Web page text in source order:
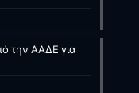
την ΑΑΔΕ για